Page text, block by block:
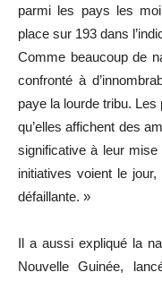
parmi les pays les
place sur 193 dans
Comme beaucoup de
confronté à
paye la lourde tribu.
qu’elles affichent des
significative à leur
initiatives voient le
défaillante. »
Il a aussi expliqué la
Nouvelle Guinée,